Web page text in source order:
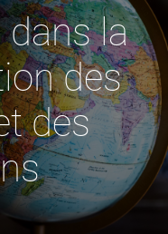
la
des
des